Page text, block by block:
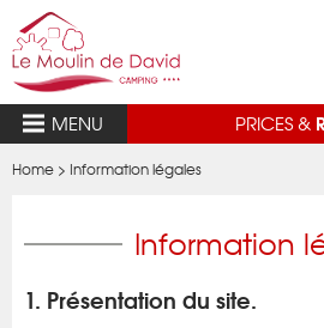
MENU
PRICES &
Home > Information légales
Information
1. Présentation du site.